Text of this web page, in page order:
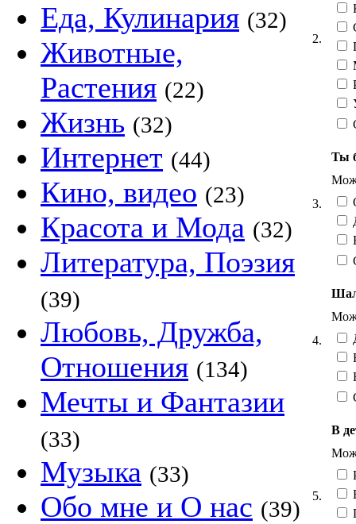
Еда, Кулинария (32)
Животные,
Растения (22)
Жизнь (32)
Интернет (44)
Кино, видео (23)
Красота и Мода (32)
Литература, Поэзия
(39)
Любовь, Дружба,
Отношения (134)
Мечты и Фантазии
(33)
Музыка (33)
Обо мне и О нас (39)
2.
3.
Ты
4.
5.
В